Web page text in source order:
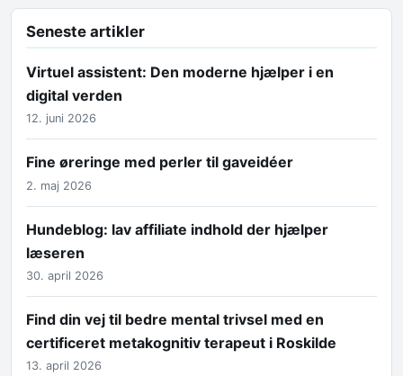
Seneste artikler
Virtuel assistent: Den moderne hjælper i en
digital verden
12. juni 2026
Fine øreringe med perler til gaveidéer
2. maj 2026
Hundeblog: lav affiliate indhold der hjælper
læseren
30. april 2026
Find din vej til bedre mental trivsel med en
certificeret metakognitiv terapeut i Roskilde
13. april 2026